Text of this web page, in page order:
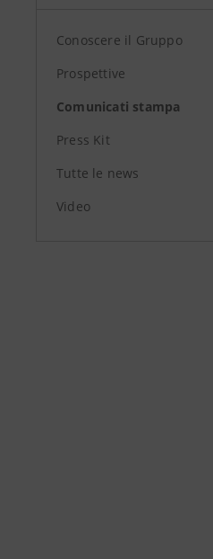
Conoscere il Gruppo
Prospettive
Comunicati stampa
Press Kit
Tutte le news
Video